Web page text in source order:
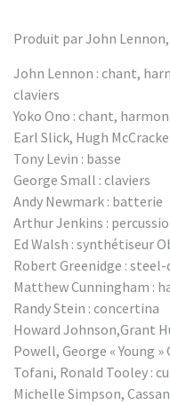
Produit par John
John Lennon : chant,
claviers
Yoko Ono : chant,
Earl Slick, Hugh
Tony Levin : basse
George Small : claviers
Andy Newmark : batterie
Arthur Jenkins :
Ed Walsh : synthétiseur
Robert Greenidge :
Matthew Cunningham :
Randy Stein : concertina
Howard Johnson,Grant
Powell, George « Young
Tofani, Ronald Tooley :
Michelle Simpson,